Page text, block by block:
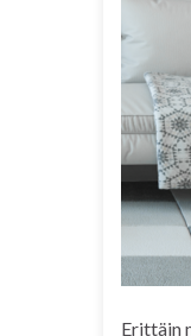
Erittäin